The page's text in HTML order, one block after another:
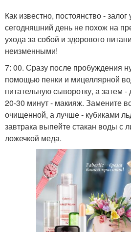
Как известно, постоянство -
сегодняшний день не похож на
ухода за собой и здорового
неизменными!
7: 00. Сразу после пробуждения
помощью пенки и мицеллярной
питательную сыворотку, а затем
20-30 минут - макияж. Замените
очищенной, а лучше - кубиками
завтрака выпейте стакан воды с
ложечкой меда.